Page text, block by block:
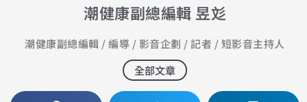
潮健康副總編輯 昱彣
潮健康副總編輯 / 編導 / 影音企劃 / 記者 / 短影音主持人
全部文章